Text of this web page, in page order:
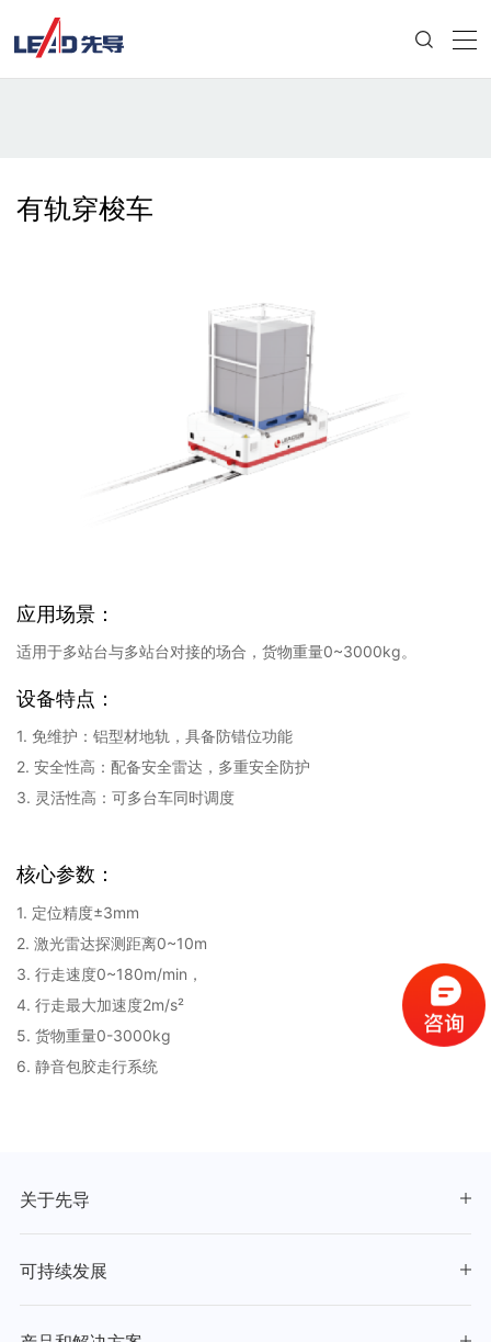
有轨穿梭车
应用场景：
适用于多站台与多站台对接的场合，货物重量0~3000kg。
设备特点：
1. 免维护：铝型材地轨，具备防错位功能
2. 安全性高：配备安全雷达，多重安全防护
3. 灵活性高：可多台车同时调度
核心参数：
1. 定位精度±3mm
2. 激光雷达探测距离0~10m
3. 行走速度0~180m/min，
4. 行走最大加速度2m/s²
5. 货物重量0-3000kg
6. 静音包胶走行系统
关于先导
可持续发展